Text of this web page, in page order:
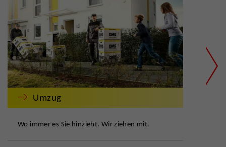
Umzug
Wo immer es Sie hinzieht. Wir ziehen mit.